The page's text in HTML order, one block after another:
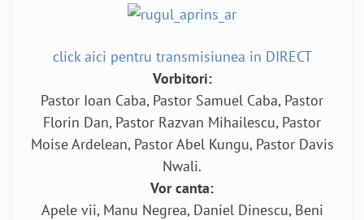
click aici pentru transmisiunea in DIRECT
Vorbitori:
Pastor Ioan Caba, Pastor Samuel Caba, Pastor
Florin Dan, Pastor Razvan Mihailescu, Pastor
Moise Ardelean, Pastor Abel Kungu, Pastor Davis
Nwali.
Vor canta:
Apele vii, Manu Negrea, Daniel Dinescu, Beni